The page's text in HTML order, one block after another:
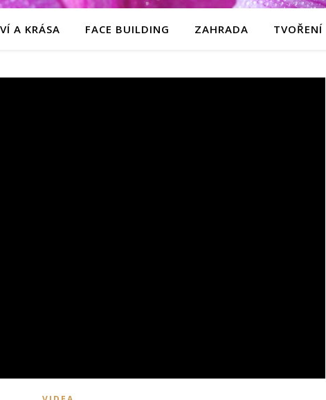
A KRÁSA FACE BUILDING ZAHRADA TVOŘENÍ